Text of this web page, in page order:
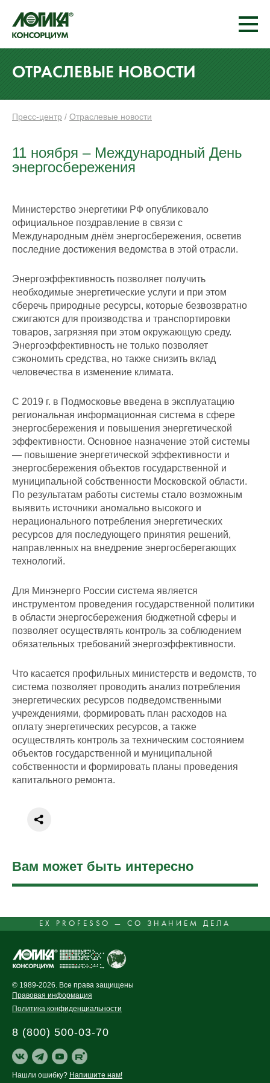
ОТРАСЛЕВЫЕ НОВОСТИ
Пресс-центр / Отраслевые новости
11 ноября – Международный День
энергосбережения
Министерство энергетики РФ опубликовало
официальное поздравление в связи с
Международным днём энергосбережения, осветив
последние достижения ведомства в этой отрасли.
Энергоэффективность позволяет получить
необходимые энергетические услуги и при этом
сберечь природные ресурсы, которые безвозвратно
сжигаются для производства и транспортировки
товаров, загрязняя при этом окружающую среду.
Энергоэффективность не только позволяет
сэкономить средства, но также снизить вклад
человечества в изменение климата.
С 2019 г. в Подмосковье введена в эксплуатацию
региональная информационная система в сфере
энергосбережения и повышения энергетической
эффективности. Основное назначение этой системы
— повышение энергетической эффективности и
энергосбережения объектов государственной и
муниципальной собственности Московской области.
По результатам работы системы стало возможным
выявить источники аномально высокого и
нерационального потребления энергетических
ресурсов для последующего принятия решений,
направленных на внедрение энергосберегающих
технологий.
Для Минэнерго России система является
инструментом проведения государственной политики
в области энергосбережения бюджетной сферы и
позволяет осуществлять контроль за соблюдением
обязательных требований энергоэффективности.
Что касается профильных министерств и ведомств, то
система позволяет проводить анализ потребления
энергетических ресурсов подведомственными
учреждениями, формировать план расходов на
оплату энергетических ресурсов, а также
осуществлять контроль за техническим состоянием
объектов государственной и муниципальной
собственности и формировать планы проведения
капитального ремонта.
Вам может быть интересно
EX PROFESSO — СО ЗНАНИЕМ ДЕЛА
© 1989-2026. Все права защищены
Правовая информация
Политика конфиденциальности
8 (800) 500-03-70
Нашли ошибку? Напишите нам!